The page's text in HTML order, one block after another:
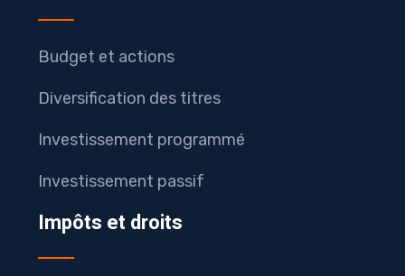
Budget et actions
Diversification des titres
Investissement programmé
Investissement passif
Impôts et droits